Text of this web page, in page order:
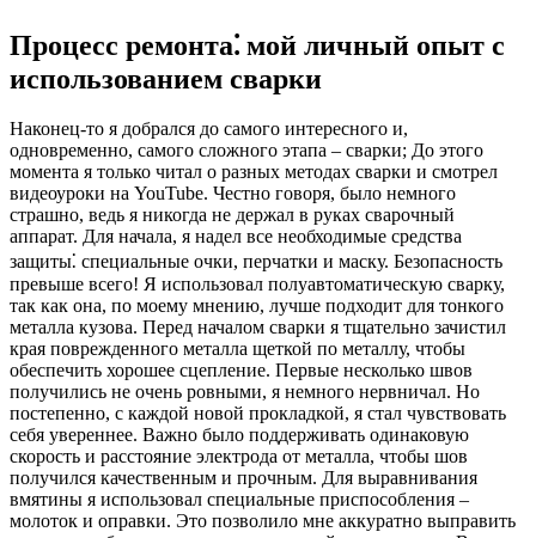
Процесс ремонта⁚ мой личный опыт с
использованием сварки
Наконец-то я добрался до самого интересного и,
одновременно, самого сложного этапа – сварки; До этого
момента я только читал о разных методах сварки и смотрел
видеоуроки на YouTube. Честно говоря, было немного
страшно, ведь я никогда не держал в руках сварочный
аппарат. Для начала, я надел все необходимые средства
защиты⁚ специальные очки, перчатки и маску. Безопасность
превыше всего! Я использовал полуавтоматическую сварку,
так как она, по моему мнению, лучше подходит для тонкого
металла кузова. Перед началом сварки я тщательно зачистил
края поврежденного металла щеткой по металлу, чтобы
обеспечить хорошее сцепление. Первые несколько швов
получились не очень ровными, я немного нервничал. Но
постепенно, с каждой новой прокладкой, я стал чувствовать
себя увереннее. Важно было поддерживать одинаковую
скорость и расстояние электрода от металла, чтобы шов
получился качественным и прочным. Для выравнивания
вмятины я использовал специальные приспособления –
молоток и оправки. Это позволило мне аккуратно выправить